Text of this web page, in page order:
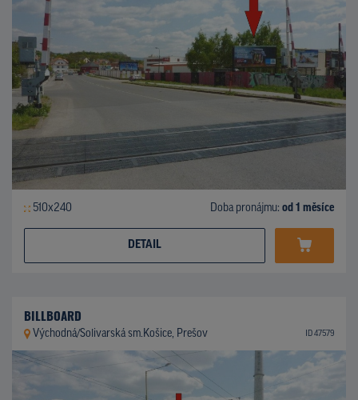
510x240 Doba pronájmu: od 1 měsíce
DETAIL
BILLBOARD
Východná/Solivarská sm.Košice, Prešov ID 47579